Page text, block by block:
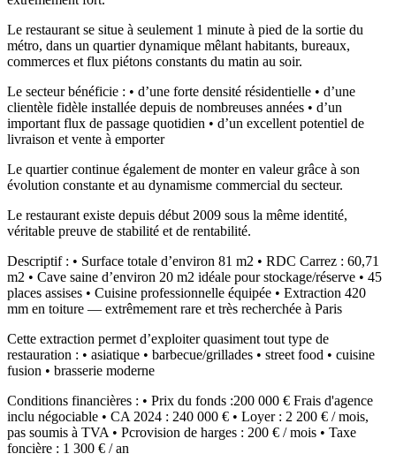
Le restaurant se situe à seulement 1 minute à pied de la sortie du
métro, dans un quartier dynamique mêlant habitants, bureaux,
commerces et flux piétons constants du matin au soir.
Le secteur bénéficie : • d’une forte densité résidentielle • d’une
clientèle fidèle installée depuis de nombreuses années • d’un
important flux de passage quotidien • d’un excellent potentiel de
livraison et vente à emporter
Le quartier continue également de monter en valeur grâce à son
évolution constante et au dynamisme commercial du secteur.
Le restaurant existe depuis début 2009 sous la même identité,
véritable preuve de stabilité et de rentabilité.
Descriptif : • Surface totale d’environ 81 m2 • RDC Carrez : 60,71
m2 • Cave saine d’environ 20 m2 idéale pour stockage/réserve • 45
places assises • Cuisine professionnelle équipée • Extraction 420
mm en toiture — extrêmement rare et très recherchée à Paris
Cette extraction permet d’exploiter quasiment tout type de
restauration : • asiatique • barbecue/grillades • street food • cuisine
fusion • brasserie moderne
Conditions financières : • Prix du fonds :200 000 € Frais d'agence
inclu négociable • CA 2024 : 240 000 € • Loyer : 2 200 € / mois,
pas soumis à TVA • Pcrovision de harges : 200 € / mois • Taxe
foncière : 1 300 € / an